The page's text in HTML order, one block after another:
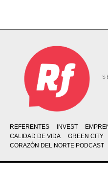
REFERENTES INVEST
CALIDAD DE VIDA
GREEN CITY
CORAZÓN DEL NORTE PODCAST